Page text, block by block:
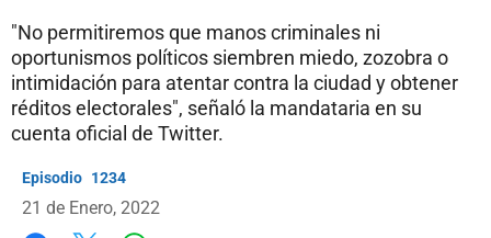
"No permitiremos que manos criminales ni
oportunismos políticos siembren miedo, zozobra o
intimidación para atentar contra la ciudad y obtener
réditos electorales", señaló la mandataria en su
cuenta oficial de Twitter.
1234
21 de Enero, 2022